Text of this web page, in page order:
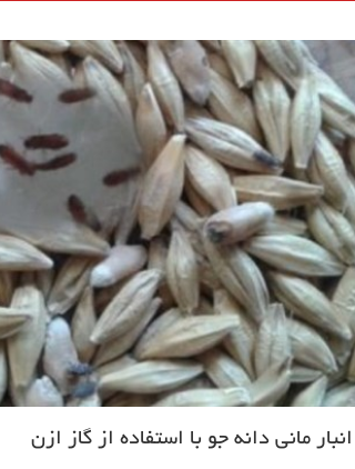
مانی دانه جو با استفاده از گاز ازن